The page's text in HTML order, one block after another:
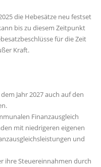
die Hebesätze neu festset
bis zu diesem Zeitpunkt
für die Zeit
Kraft.
Jahr 2027 auch auf den
Finanzausgleich
mit niedrigeren eigenen
und
ihre Steuereinnahmen durch